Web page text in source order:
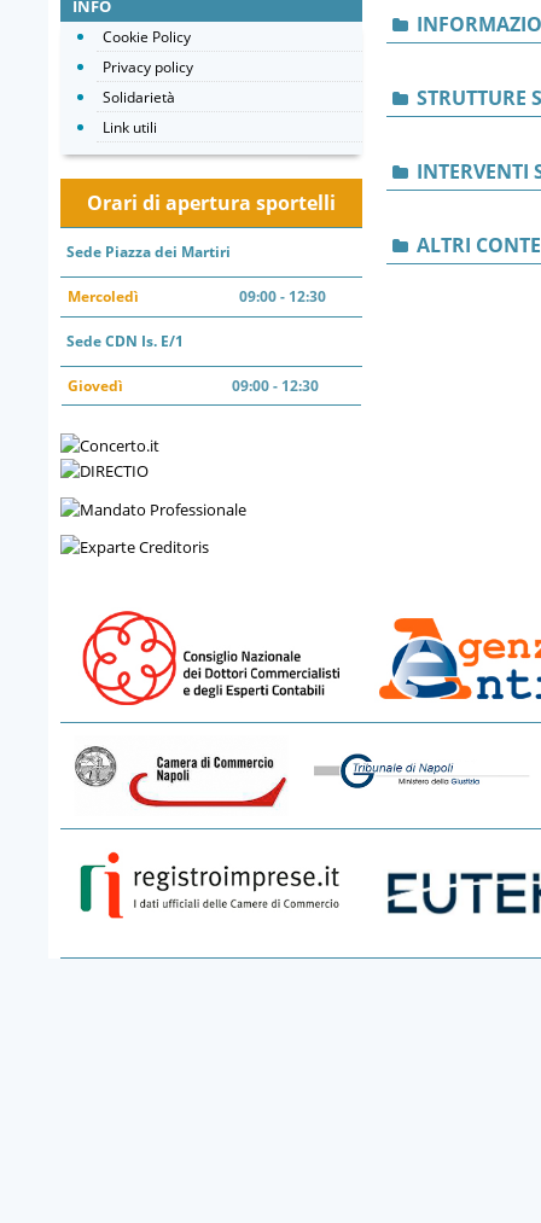
STRUTTURE
INTERVENTI
ALTRI
INFO
Cookie Policy
Privacy policy
Solidarietà
Link utili
Orari di apertura sportelli
Sede Piazza dei Martiri
Mercoledì 09:00 - 12:30
Sede CDN Is. E/1
Giovedì 09:00 - 12:30